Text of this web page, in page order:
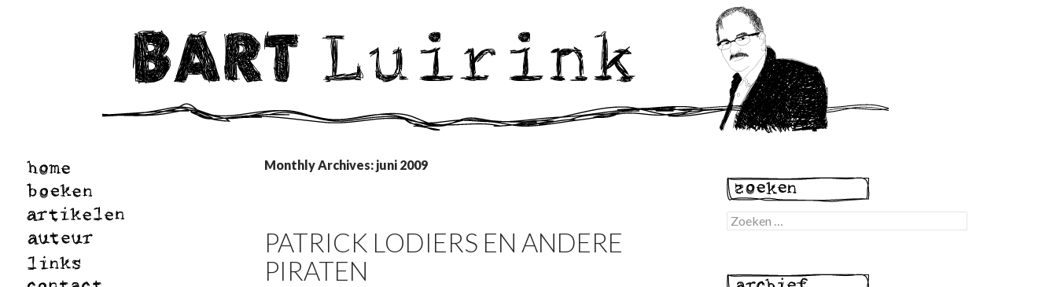
Monthly Archives: juni 2009
PATRICK LODIERS EN ANDERE
PIRATEN
Zoeken
naar: